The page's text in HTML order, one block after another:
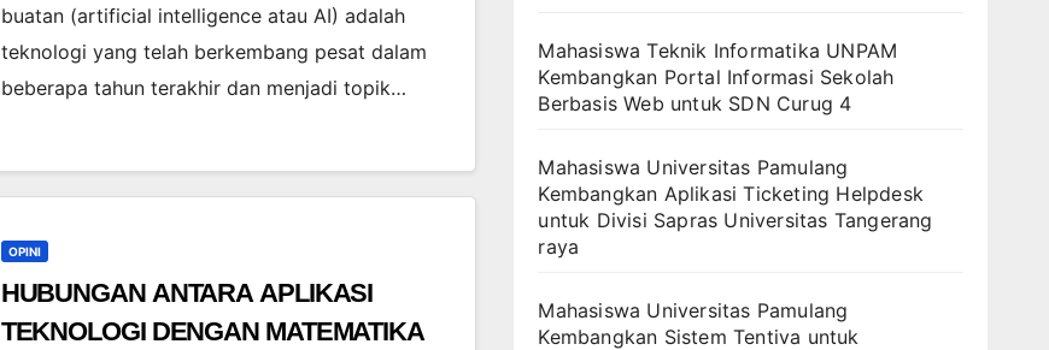
buatan (artificial intelligence atau AI) adalah
teknologi yang telah berkembang pesat dalam
beberapa tahun terakhir dan menjadi topik…
OPINI
HUBUNGAN ANTARA APLIKASI
TEKNOLOGI DENGAN MATEMATIKA
Mahasiswa Teknik Informatika UNPAM
Kembangkan Portal Informasi Sekolah
Berbasis Web untuk SDN Curug 4
Mahasiswa Universitas Pamulang
Kembangkan Aplikasi Ticketing Helpdesk
untuk Divisi Sapras Universitas Tangerang
raya
Mahasiswa Universitas Pamulang
Kembangkan Sistem Tentiva untuk